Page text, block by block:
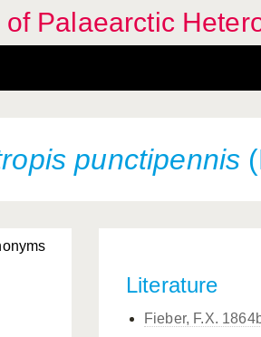
Palaearctic
punctipennis
Literature
Fieber, F.X.